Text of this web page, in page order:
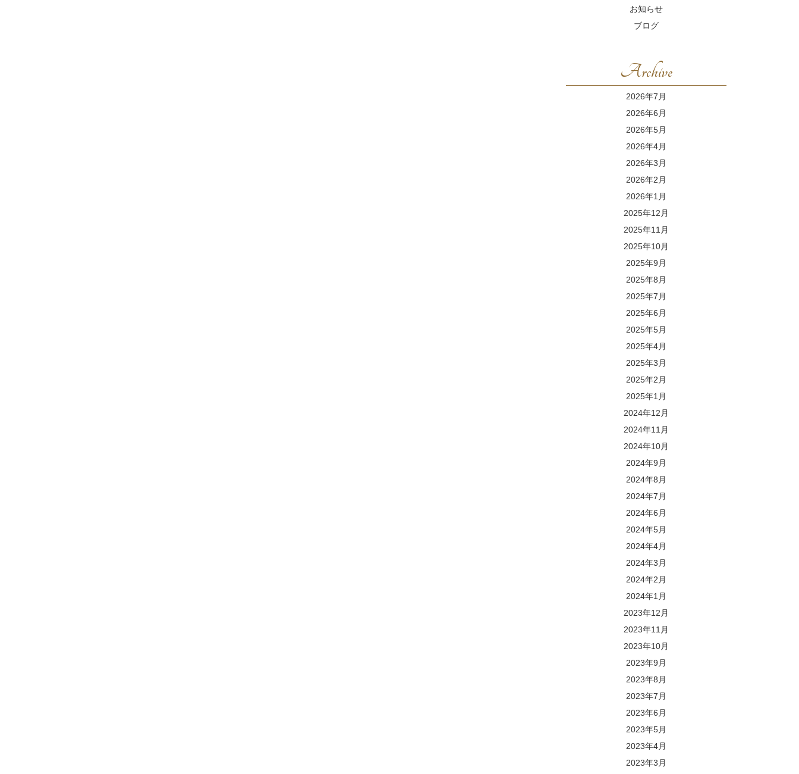
お知らせ
ブログ
Archive
2026年7月
2026年6月
2026年5月
2026年4月
2026年3月
2026年2月
2026年1月
2025年12月
2025年11月
2025年10月
2025年9月
2025年8月
2025年7月
2025年6月
2025年5月
2025年4月
2025年3月
2025年2月
2025年1月
2024年12月
2024年11月
2024年10月
2024年9月
2024年8月
2024年7月
2024年6月
2024年5月
2024年4月
2024年3月
2024年2月
2024年1月
2023年12月
2023年11月
2023年10月
2023年9月
2023年8月
2023年7月
2023年6月
2023年5月
2023年4月
2023年3月